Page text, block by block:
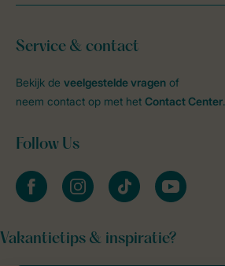
Service & contact
Bekijk de veelgestelde vragen of
neem contact op met het Contact Center.
Follow Us
facebookinstagramtiktok youtube
Vakantietips & inspiratie?